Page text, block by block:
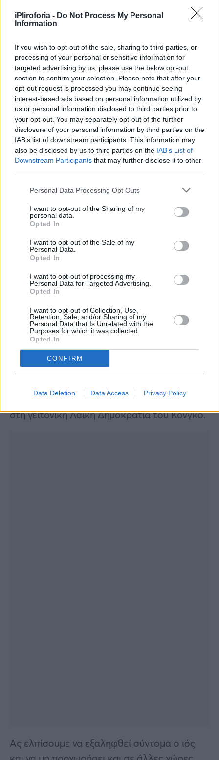
iPliroforia - Do Not Process My Personal
Information
If you wish to opt-out of the sale, sharing to third parties, or
processing of your personal or sensitive information for
targeted advertising by us, please use the below opt-out
section to confirm your selection. Please note that after your
opt-out request is processed you may continue seeing
interest-based ads based on personal information utilized by
us or personal information disclosed to third parties prior to
your opt-out. You may separately opt-out of the further
disclosure of your personal information by third parties on the
IAB’s list of downstream participants. This information may
also be disclosed by us to third parties on the IAB’s List of
Downstream Participants that may further disclose it to other
Personal Data Processing Opt Outs
I want to opt-out of the Sharing of my
personal data.
Opted In
I want to opt-out of the Sale of my
Personal Data.
Opted In
I want to opt-out of processing my
Personal Data for Targeted Advertising.
Opted In
I want to opt-out of Collection, Use,
Retention, Sale, and/or Sharing of my
Personal Data that Is Unrelated with the
Purposes for which it was collected.
Opted In
CONFIRM
Data Deletion Data Access Privacy Policy
Τον περασμένο μήνα, η κυβέρνηση εξέφρασε
την αισιοδοξία ότι το ξέσπασμα του Έμπολα
θα εξαλειφθεί έως τα τέλη του έτους.
Δεν ξεφεύγουν εκτός ελέγχου
Το ανώτατο όργανο δημόσιας υγείας στην
Αφρική δήλωσε την περασμένη εβδομάδα
πως εκτιμά ότι η κατάσταση «δεν ξεφεύγει
Το στέλεχος του ιού που κυκλοφορεί στην
Ουγκάντα είναι αυτό του Σουδάν, για το
οποίο δεν υπάρχει δοκιμασμένο εμβόλιο, σε
αντίθεση με το λεγόμενο στέλεχος του Ζαΐρ,
καταγράφηκε κατά τις πρόσφατες εξάρσεις
στη γειτονική Λαϊκή Δημοκρατία του Κονγκό.
Ας ελπίσουμε να εξαληφθεί σύντομα ο ιός